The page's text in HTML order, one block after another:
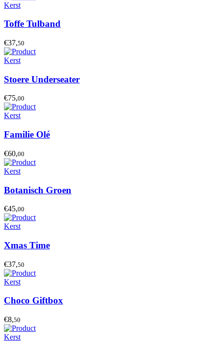
Kerst
Toffe Tulband
€37,50
Kerst
Stoere Underseater
€75,00
Kerst
Familie Olé
€60,00
Kerst
Botanisch Groen
€45,00
Kerst
Xmas Time
€37,50
Kerst
Choco Giftbox
€8,50
Kerst